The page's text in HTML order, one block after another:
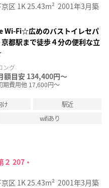
区 1K25.43m² 2001年3月築
Wi-Fi☆広めのバストイレセパ
都駅まで徒歩４分の便利な立
ング
額目安 134,400円～
期費用他 17,600円～
け
駅近
wifiあり
207・
区 1K25.43m² 2001年3月築